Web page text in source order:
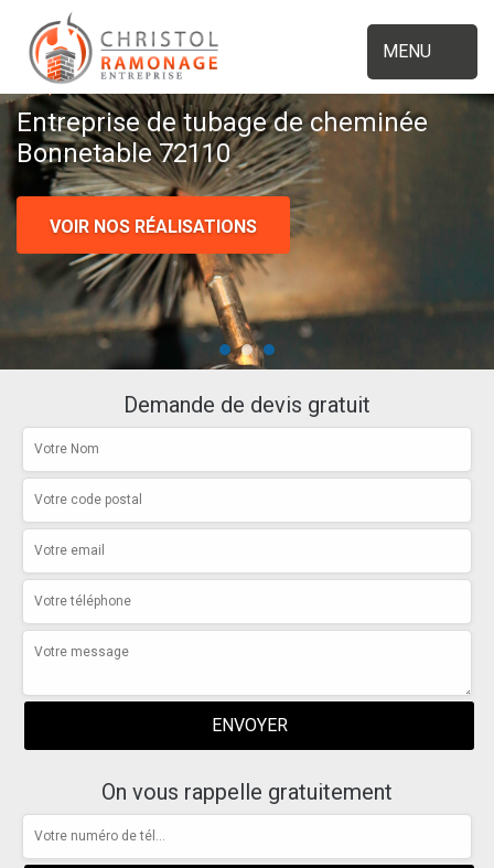
MENU
Entreprise de tubage de cheminée
Bonnetable 72110
VOIR NOS RÉALISATIONS
Demande de devis gratuit
On vous rappelle gratuitement